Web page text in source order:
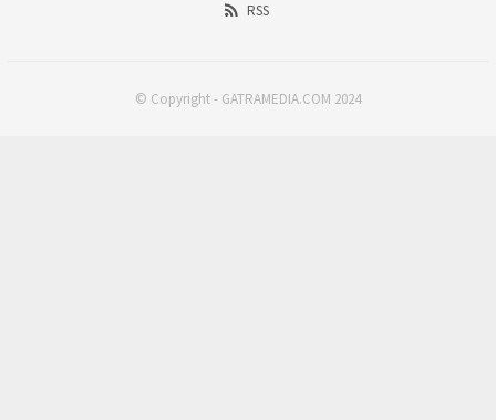
RSS
© Copyright - GATRAMEDIA.COM 2024